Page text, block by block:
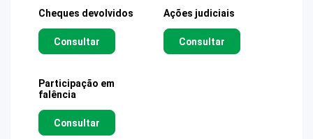
Cheques devolvidos
Consultar
Ações judiciais
Consultar
Participação em
falência
Consultar